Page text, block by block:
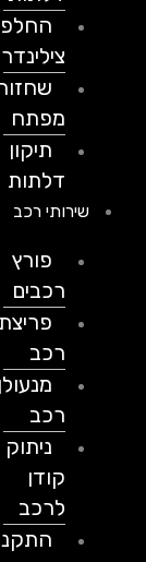
החלפת
צילינדר
שחזור
מפתח
תיקון
דלתות
שירותי רכב
פורץ
רכבים
פריצת
מנעולן
ניתוק
לרכב
התקנת